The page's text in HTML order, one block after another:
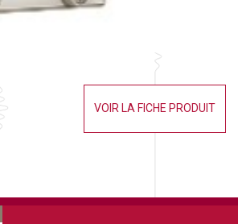
VOIR LA FICHE PRODUIT